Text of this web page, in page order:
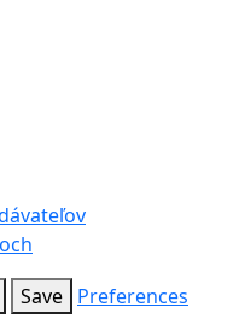
Save Preferences